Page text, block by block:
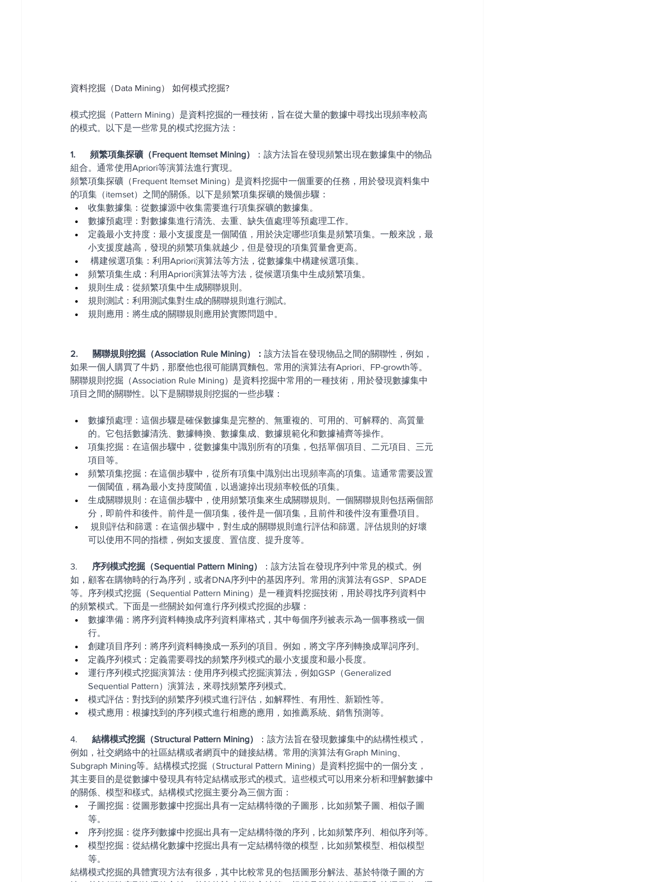
資料挖掘（Data Mining） 如何模式挖掘?
模式挖掘（Pattern Mining）是資料挖掘的一種技術，旨在從大量的數據中尋找出現頻率較高
的模式。以下是一些常見的模式挖掘方法：
1.      頻繁項集探礦（Frequent Itemset Mining）
：該方法旨在發現頻繁出現在數據集中的物品
組合。通常使用Apriori等演算法進行實現。
頻繁項集探礦（Frequent Itemset Mining）是資料挖掘中一個重要的任務，用於發現資料集中
的項集（itemset）之間的關係。以下是頻繁項集探礦的幾個步驟：
收集數據集：從數據源中收集需要進行項集探礦的數據集。
數據預處理：對數據集進行清洗、去重、缺失值處理等預處理工作。
定義最小支持度：最小支援度是一個閾值，用於決定哪些項集是頻繁項集。一般來說，最
小支援度越高，發現的頻繁項集就越少，但是發現的項集質量會更高。
構建候選項集：利用Apriori演算法等方法，從數據集中構建候選項集。
頻繁項集生成：利用Apriori演算法等方法，從候選項集中生成頻繁項集。
規則生成：從頻繁項集中生成關聯規則。
規則測試：利用測試集對生成的關聯規則進行測試。
規則應用：將生成的關聯規則應用於實際問題中。
2.      關聯規則挖掘（Association Rule Mining）： 該方法旨在發現物品之間的關聯性，例如，
如果一個人購買了牛奶，那麼他也很可能購買麵包。常用的演算法有Apriori、FP-growth等。
關聯規則挖掘（Association Rule Mining）是資料挖掘中常用的一種技術，用於發現數據集中
項目之間的關聯性。以下是關聯規則挖掘的一些步驟：
數據預處理：這個步驟是確保數據集是完整的、無重複的、可用的、可解釋的、高質量
的。它包括數據清洗、數據轉換、數據集成、數據規範化和數據補齊等操作。
項集挖掘：在這個步驟中，從數據集中識別所有的項集，包括單個項目、二元項目、三元
項目等。
頻繁項集挖掘：在這個步驟中，從所有項集中識別出出現頻率高的項集。這通常需要設置
一個閾值，稱為最小支持度閾值，以過濾掉出現頻率較低的項集。
生成關聯規則：在這個步驟中，使用頻繁項集來生成關聯規則。一個關聯規則包括兩個部
分，即前件和後件。前件是一個項集，後件是一個項集，且前件和後件沒有重疊項目。
可以使用不同的指標，例如支援度、置信度、提升度等。
3.
    序列模式挖掘（Sequential Pattern Mining）
：該方法旨在發現序列中常見的模式。例
如，顧客在購物時的行為序列，或者DNA序列中的基因序列。常用的演算法有GSP、SPADE
等。序列模式挖掘（Sequential Pattern Mining）是一種資料挖掘技術，用於尋找序列資料中
的頻繁模式。下面是一些關於如何進行序列模式挖掘的步驟：
數據準備：將序列資料轉換成序列資料庫格式，其中每個序列被表示為一個事務或一個
行。
創建項目序列：將序列資料轉換成一系列的項目。例如，將文字序列轉換成單詞序列。
定義序列模式：定義需要尋找的頻繁序列模式的最小支援度和最小長度。
運行序列模式挖掘演算法：使用序列模式挖掘演算法，例如GSP（Generalized
Sequential Pattern）演算法，來尋找頻繁序列模式。
模式評估：對找到的頻繁序列模式進行評估，如解釋性、有用性、新穎性等。
模式應用：根據找到的序列模式進行相應的應用，如推薦系統、銷售預測等。
4. 結構模式挖掘（Structural Pattern Mining）
：該方法旨在發現數據集中的結構性模式，
例如，社交網絡中的社區結構或者網頁中的鏈接結構。常用的演算法有Graph Mining、
Subgraph Mining等。結構模式挖掘（Structural Pattern Mining）是資料挖掘中的一個分支，
其主要目的是從數據中發現具有特定結構或形式的模式。這些模式可以用來分析和理解數據中
的關係、模型和樣式。結構模式挖掘主要分為三個方面：
子圖挖掘：從圖形數據中挖掘出具有一定結構特徵的子圖形，比如頻繁子圖、相似子圖
等。
序列挖掘：從序列數據中挖掘出具有一定結構特徵的序列，比如頻繁序列、相似序列等。
模型挖掘：從結構化數據中挖掘出具有一定結構特徵的模型，比如頻繁模型、相似模型
等。
結構模式挖掘的具體實現方法有很多，其中比較常見的包括圖形分解法、基於特徵子圖的方